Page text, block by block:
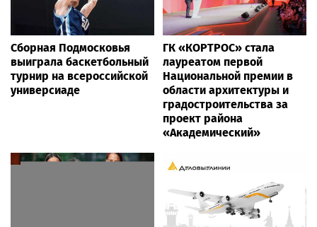
Сборная Подмосковья
выиграла баскетбольный
турнир на всероссийской
универсиаде
ГК «КОРТРОС» стала
лауреатом первой
Национальной премии в
области архитектуры и
градостроительства за
проект района
«Академический»